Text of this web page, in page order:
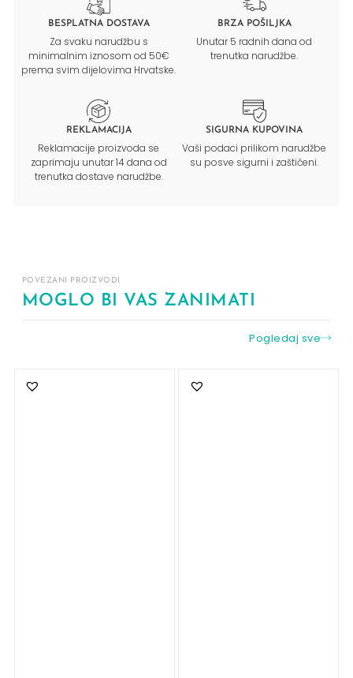
BESPLATNA DOSTAVA
Za svaku narudžbu s
minimalnim iznosom od 50€
prema svim dijelovima Hrvatske.
BRZA POŠILJKA
Unutar 5 radnih dana od
trenutka narudžbe.
REKLAMACIJA
Reklamacije proizvoda se
zaprimaju unutar 14 dana od
trenutka dostave narudžbe.
SIGURNA KUPOVINA
Vaši podaci prilikom narudžbe
su posve sigurni i zaštićeni.
POVEZANI PROIZVODI
MOGLO BI VAS ZANIMATI
Pogledaj sve